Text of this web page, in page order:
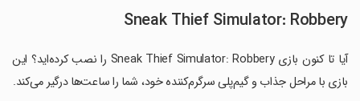
Sneak Thief Simulator: Robbery
آیا تا کنون بازی Sneak Thief Simulator: Robbery را نصب کرده‌اید؟ این
بازی با مراحل جذاب و گیم‌پلی سرگرم‌کننده خود، شما را ساعت‌ها درگیر می‌کند.